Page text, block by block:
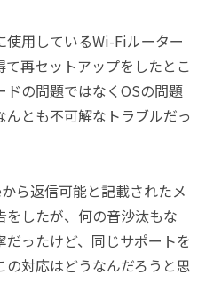
用しているWi-Fiルーター
再セットアップをしたとこ
の問題ではなくOSの問題
とも不可解なトラブルだっ
ら返信可能と記載されたメ
したが、何の音沙汰もな
ったけど、同じサポートを
対応はどうなんだろうと思